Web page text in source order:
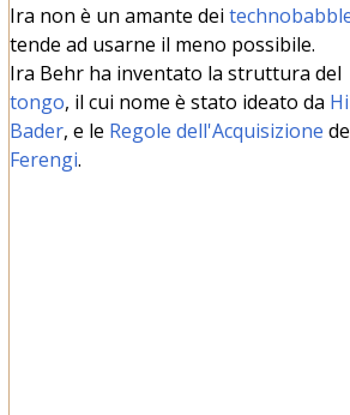
Ira non è un amante dei
tende ad usarne il meno possibile.
Ira Behr ha inventato la struttura del
tongo, il cui nome è stato ideato da
Bader, e le Regole dell'Acquisizione
Ferengi.